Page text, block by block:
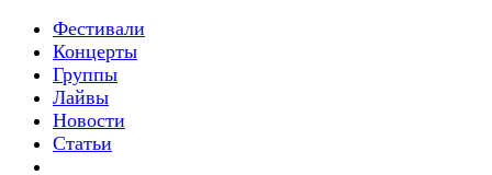
Фестивали
Концерты
Группы
Лайвы
Новости
Статьи